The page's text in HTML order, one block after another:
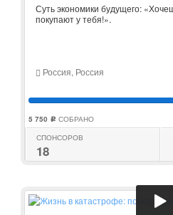
Суть экономики будущего:
покупают у тебя!».
Россия, Россия
5 750 c СОБРАНО
СПОНСОРОВ
18